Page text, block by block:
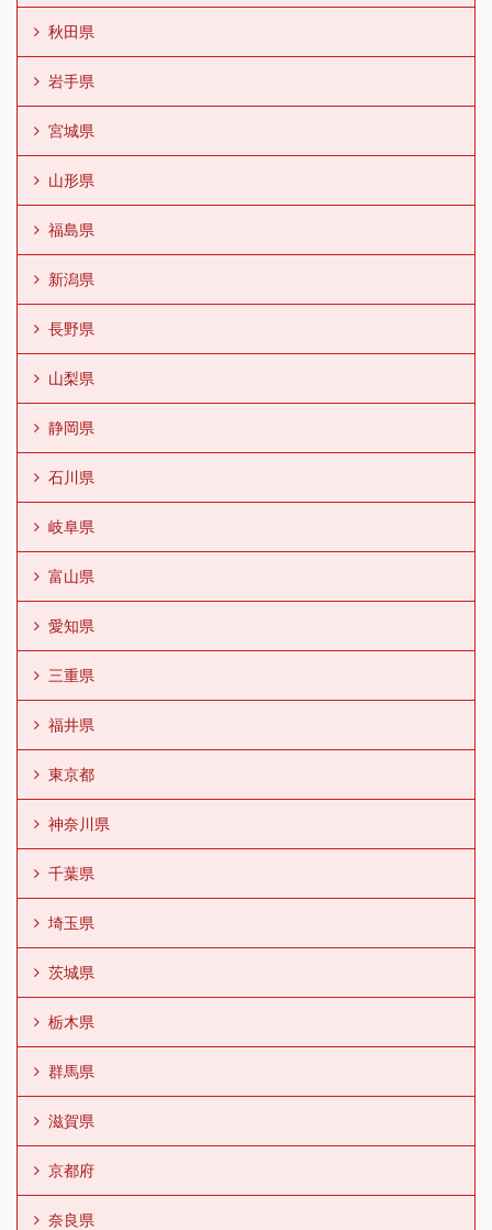
秋田県
岩手県
宮城県
山形県
福島県
新潟県
長野県
山梨県
静岡県
石川県
岐阜県
富山県
愛知県
三重県
福井県
東京都
神奈川県
千葉県
埼玉県
茨城県
栃木県
群馬県
滋賀県
京都府
奈良県